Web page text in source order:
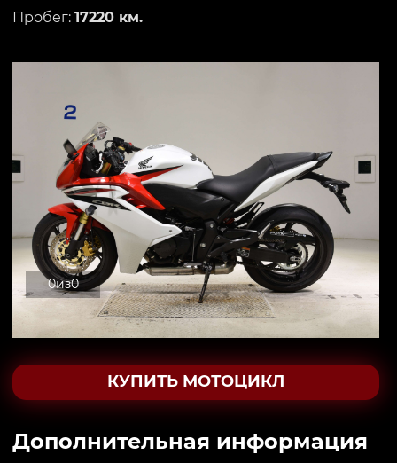
Пробег: 17220 км.
0из0
КУПИТЬ МОТОЦИКЛ
Дополнительная информация